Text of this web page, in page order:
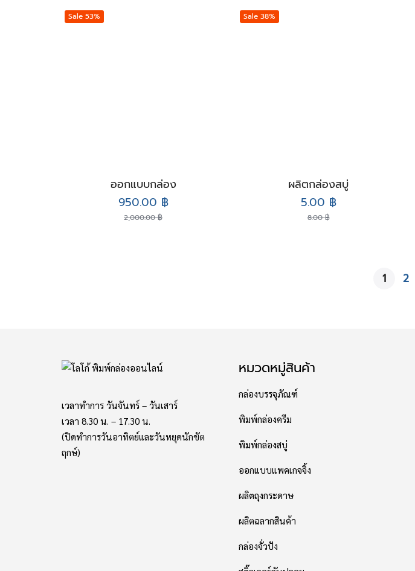
Sale 53%
ออกแบบกล่อง
2,000.00฿
Original
price
950.00 ฿Current
Sale 38%
ผลิตกล่องสบู่
8.00฿
Original
price
5.00 ฿Current
1 2
เวลาทำการ วันจันทร์ – วันเสาร์
เวลา 8.30 น. – 17.30 น.
(ปิดทำการวันอาทิตย์และวันหยุดนักขัต
ฤกษ์)
หมวดหมู่สินค้า
กล่องบรรจุภัณฑ์
พิมพ์กล่องครีม
พิมพ์กล่องสบู่
ออกแบบแพคเกจจิ้ง
ผลิตถุงกระดาษ
ผลิตฉลากสินค้า
กล่องจั่วปัง